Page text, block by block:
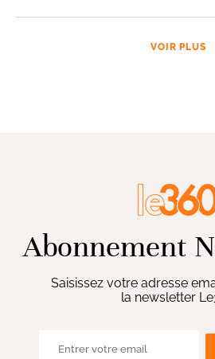
VOIR PLUS
Abonnement
Saisissez votre adresse
la newsletter